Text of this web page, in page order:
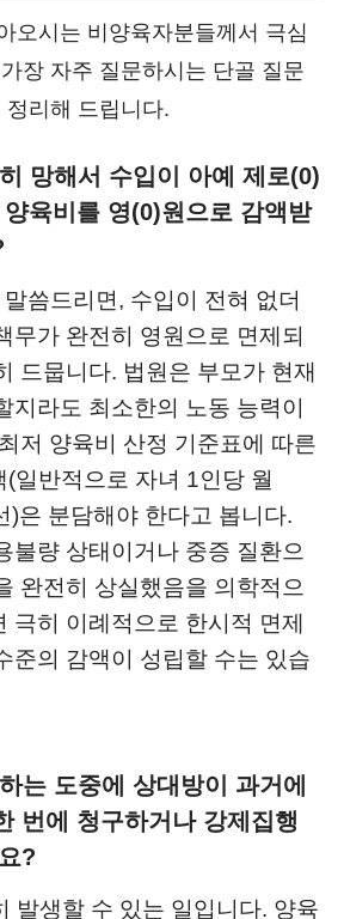
오시는 비양육자분들께서 극심
장 자주 질문하시는 단골 질문
리해 드립니다.
망해서 수입이 아예 제로(0)
육비를 영(0)원으로 감액받
씀드리면, 수입이 전혀 없더
무가 완전히 영원으로 면제되
드뭅니다. 법원은 부모가 현재
지라도 최소한의 노동 능력이
저 양육비 산정 기준표에 따른
(일반적으로 자녀 1인당 월
)은 분담해야 한다고 봅니다.
불량 상태이거나 중증 질환으
완전히 상실했음을 의학적으
극히 이례적으로 한시적 면제
준의 감액이 성립할 수는 있습
는 도중에 상대방이 과거에
번에 청구하거나 강제집행
?
발생할 수 있는 일입니다. 양육